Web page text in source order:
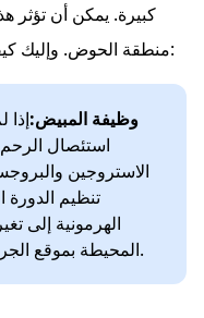
كبيرة. يمكن أن تؤثر
منطقة الحوض. وإليك كيفية ربط التغيرات الهرمونية بالاكتشاف:
وظيفة المبيض:إذا
استئصال
الاستروجين
تنظيم الدورة
الهرمونية إلى
المحيطة بموقع الجراحة. هذا يمكن أن يسبب النزيف.